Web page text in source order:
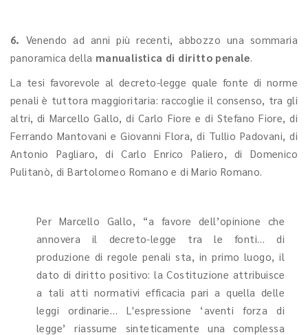
6. Venendo ad anni più recenti, abbozzo una sommaria
panoramica della manualistica di diritto penale.
La tesi favorevole al decreto-legge quale fonte di norme
penali è tuttora maggioritaria: raccoglie il consenso, tra gli
altri, di Marcello Gallo, di Carlo Fiore e di Stefano Fiore, di
Ferrando Mantovani e Giovanni Flora, di Tullio Padovani, di
Antonio Pagliaro, di Carlo Enrico Paliero, di Domenico
Pulitanò, di Bartolomeo Romano e di Mario Romano.
Per Marcello Gallo, “a favore dell’opinione che
annovera il decreto-legge tra le fonti… di
produzione di regole penali sta, in primo luogo, il
dato di diritto positivo: la Costituzione attribuisce
a tali atti normativi efficacia pari a quella delle
leggi ordinarie… L'espressione ‘aventi forza di
legge’ riassume sinteticamente una complessa